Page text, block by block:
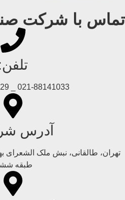
تماس با شرکت
021-88141033 _ 021-88141029
آدرس
طبقه